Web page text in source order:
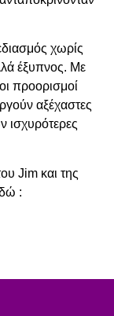
χωρίς
έξυπνος. Με
προορισμοί
αξέχαστες
ισχυρότερες
Jim και της
: